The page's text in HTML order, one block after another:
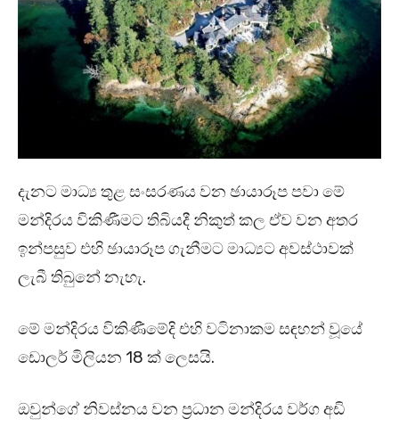
දැනට මාධ්‍ය තුළ සංසරණය වන ඡායාරූප පවා මේ
මන්දිරය විකිණීමට තිබියදී නිකුත් කල ඒව වන අතර
ඉන්පසුව එහි ඡායාරූප ගැනීමට මාධ්‍යට අවස්ථාවක්
ලැබී තිබුනේ නැහැ.
මේ මන්දිරය විකිණීමේදි එහි වටිනාකම සඳහන් වූයේ
ඩොලර් මිලියන 18 ක් ලෙසයි.
ඔවුන්ගේ නිවස්නය වන ප්‍රධාන මන්දිරය වර්ග අඩි